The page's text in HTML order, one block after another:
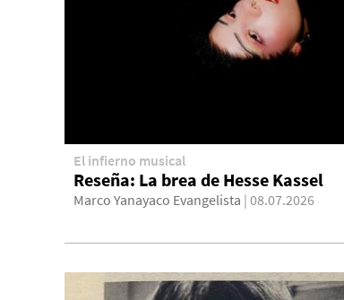
El infierno musical
Reseña: La brea de Hesse Kassel
Marco Yanayaco Evangelista | 08.07.2026